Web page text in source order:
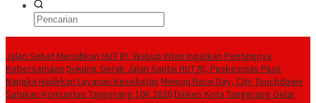
Jalan Sehat Meriahkan HUT RI, Wabup Intan Ingatkan Pentingnya
Kebersamaan Dukung Gerak Jalan Santai HUT RI, Puskesmas Pasir
Nangka Hadirkan Layanan Kesehatan Menuju Race Day, City Touchdown
Satukan Komunitas Tangerang 10K 2026Dinkes Kota Tangerang Gelar